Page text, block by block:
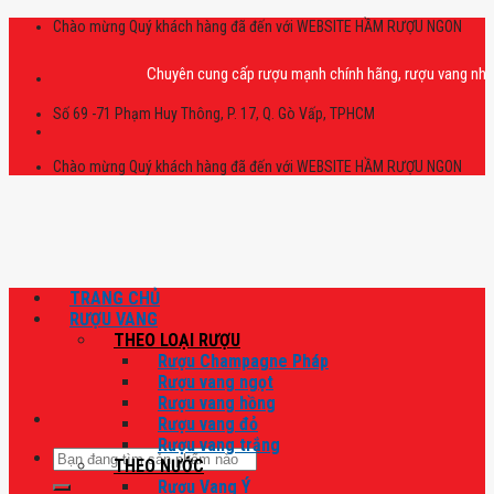
Skip
Chào mừng Quý khách hàng đã đến với WEBSITE HẦM RƯỢU NGON
Chuyên cung cấp rượu mạnh chính hãng, rượu vang nhập
Số 69 -71 Phạm Huy Thông, P. 17, Q. Gò Vấp, TPHCM
Chào mừng Quý khách hàng đã đến với WEBSITE HẦM RƯỢU NGON
Tìm
kiếm:
TRANG CHỦ
RƯỢU VANG
THEO LOẠI RƯỢU
Rượu Champagne Pháp
Rượu vang ngọt
Rượu vang hồng
Rượu vang đỏ
Rượu vang trắng
THEO NƯỚC
Rượu Vang Ý